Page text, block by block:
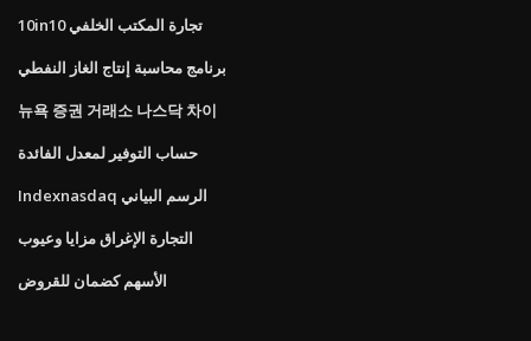
10in10 تجارة المكتب الخلفي
برنامج محاسبة إنتاج الغاز النفطي
뉴욕 증권 거래소 나스닥 차이
حساب التوفير لمعدل الفائدة
Indexnasdaq الرسم البياني
التجارة الإغراق مزايا وعيوب
الأسهم كضمان للقروض